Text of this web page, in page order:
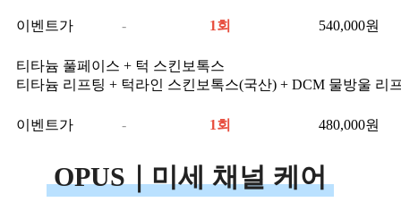
이벤트가 - 1회 540,000원
티타늄 풀페이스 + 턱 스킨보톡스
티타늄 리프팅 + 턱라인 스킨보톡스(국산) + DCM 물방울 리
이벤트가 - 1회 480,000원
OPUS｜미세 채널 케어